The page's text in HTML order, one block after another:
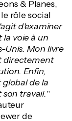
& Planes,
rôle social
d'examiner
voie à un
Unis. Mon livre
directement
Enfin,
de la
travail."
de